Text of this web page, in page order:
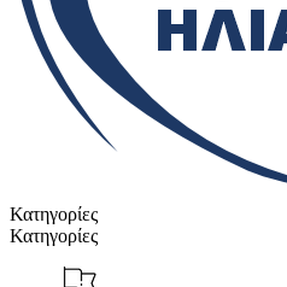
Κατηγορίες
Κατηγορίες